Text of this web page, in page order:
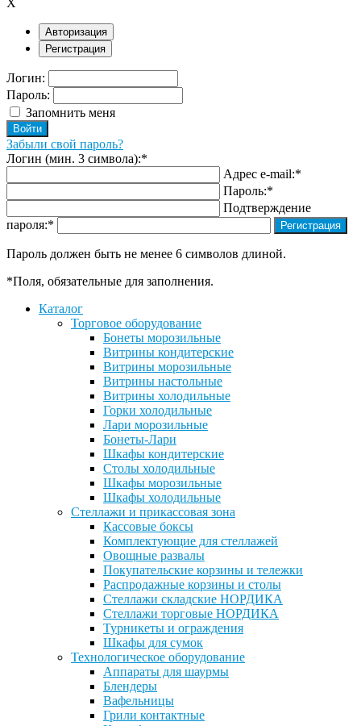
X
Авторизация
Регистрация
Логин:
Пароль:
Запомнить меня
Забыли свой пароль?
Логин (мин. 3 символа):*
Адрес e-mail:*
Пароль:*
Подтверждение
пароля:*
Пароль должен быть не менее 6 символов длиной.
*Поля, обязательные для заполнения.
Каталог
Торговое оборудование
Бонеты морозильные
Витрины кондитерские
Витрины морозильные
Витрины настольные
Витрины холодильные
Горки холодильные
Лари морозильные
Бонеты-Лари
Шкафы кондитерские
Столы холодильные
Шкафы морозильные
Шкафы холодильные
Стеллажи и прикассовая зона
Кассовые боксы
Комплектующие для стеллажей
Овощные развалы
Покупательские корзины и тележки
Распродажные корзины и столы
Стеллажи складские НОРДИКА
Стеллажи торговые НОРДИКА
Турникеты и ограждения
Шкафы для сумок
Технологическое оборудование
Аппараты для шаурмы
Блендеры
Вафельницы
Грили контактные